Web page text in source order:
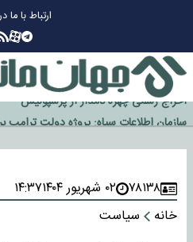
ارتباط با ما
چرا طلا دوباره افزایشی شد؟
اخراج رسمی چهره نامدار از پرسپولیس
سازمان اطلاعات سپاه: پروژه دولت
خورد
۷۸۱۳۸ ۰۲ شهریور ۱۴۰۴
۱۴:۳۷
خانه
سیاست